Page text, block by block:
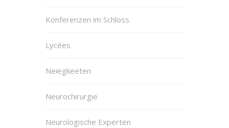
Konferenzen im Schloss
Lycées
Neiegkeeten
Neurochirurgie
Neurologische Experten